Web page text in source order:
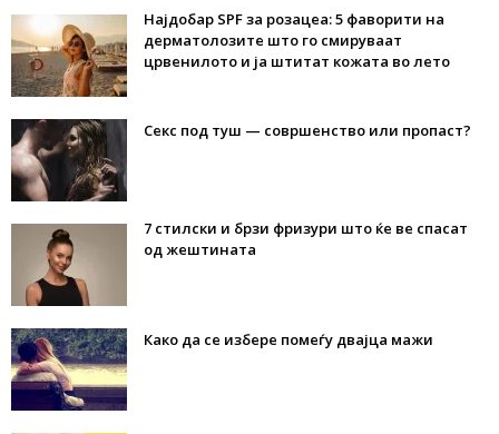
Најдобар SPF за розацеа: 5 фаворити на
дерматолозите што го смируваат
црвенилото и ја штитат кожата во лето
Секс под туш — совршенство или пропаст?
7 стилски и брзи фризури што ќе ве спасат
од жештината
Како да се избере помеѓу двајца мажи